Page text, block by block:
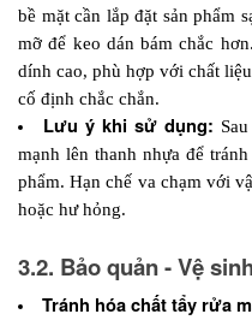
bề mặt cần lắp đặt sản phẩm
mỡ để keo dán bám chắc
dính cao, phù hợp với chất
cố định chắc chắn.
Lưu ý khi sử dụng:
mạnh lên thanh nhựa để
phẩm. Hạn chế va chạm với
hoặc hư hỏng.
3.2. Bảo quản - Vệ sinh
Tránh hóa chất tẩy rửa